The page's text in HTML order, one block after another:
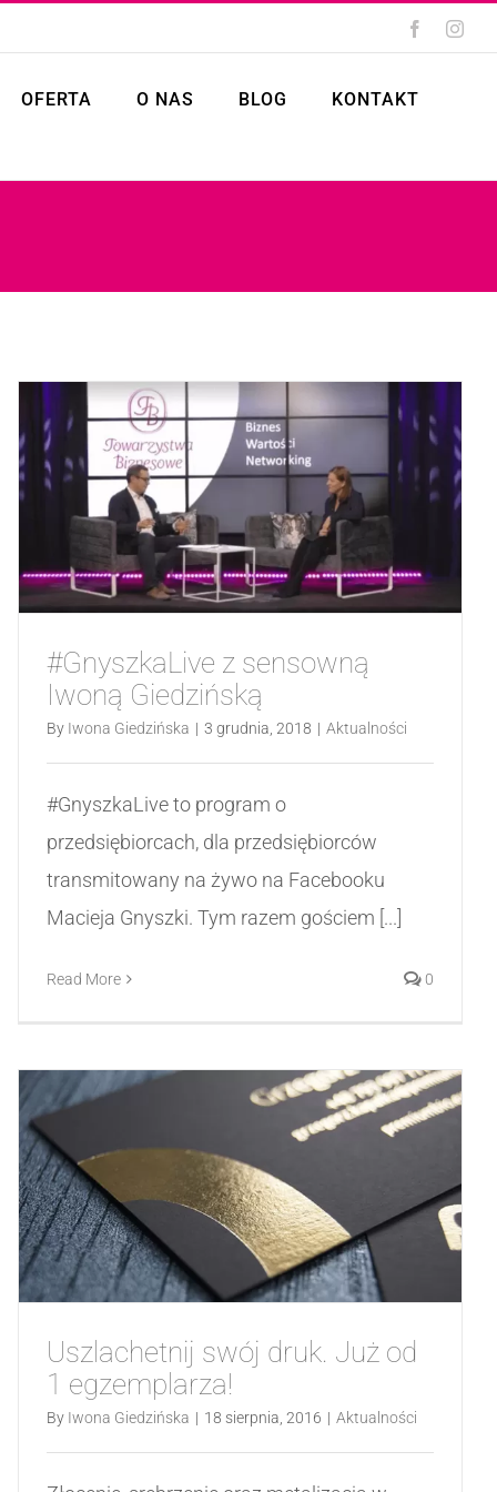
Facebook
OFERTA O NAS BLOG KONTAKT
Giedzińską
#GnyszkaLive z sensowną
Iwoną Giedzińską
By Iwona Giedzińska | 3 grudnia, 2018 | Aktualności
#GnyszkaLive to program o
przedsiębiorcach, dla przedsiębiorców
transmitowany na żywo na Facebooku
Macieja Gnyszki. Tym razem gościem [...]
Read More 0
Uszlachetnij swój druk. Już od 1
egzemplarza!
Uszlachetnij swój druk. Już od
1 egzemplarza!
By Iwona Giedzińska | 18 sierpnia, 2016 | Aktualności